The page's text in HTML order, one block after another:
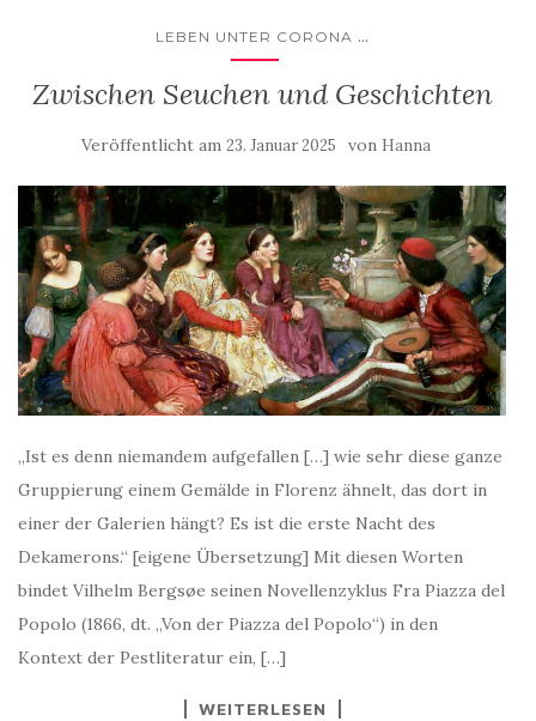
LEBEN UNTER CORONA ...
Zwischen Seuchen und Geschichten
Veröffentlicht am 23. Januar 2025 von Hanna
„Ist es denn niemandem aufgefallen […] wie sehr diese ganze
Gruppierung einem Gemälde in Florenz ähnelt, das dort in
einer der Galerien hängt? Es ist die erste Nacht des
Dekamerons.“ [eigene Übersetzung] Mit diesen Worten
bindet Vilhelm Bergsøe seinen Novellenzyklus Fra Piazza del
Popolo (1866, dt. „Von der Piazza del Popolo“) in den
Kontext der Pestliteratur ein, […]
WEITERLESEN